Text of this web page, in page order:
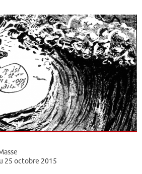
25 octobre 2015